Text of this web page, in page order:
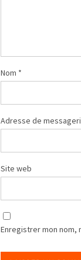
Nom *
Adresse de
Site web
Enregistrer mon nom,